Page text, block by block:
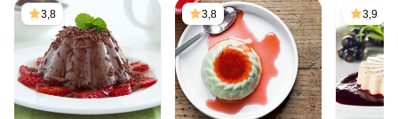
3,8 3,8 3,9